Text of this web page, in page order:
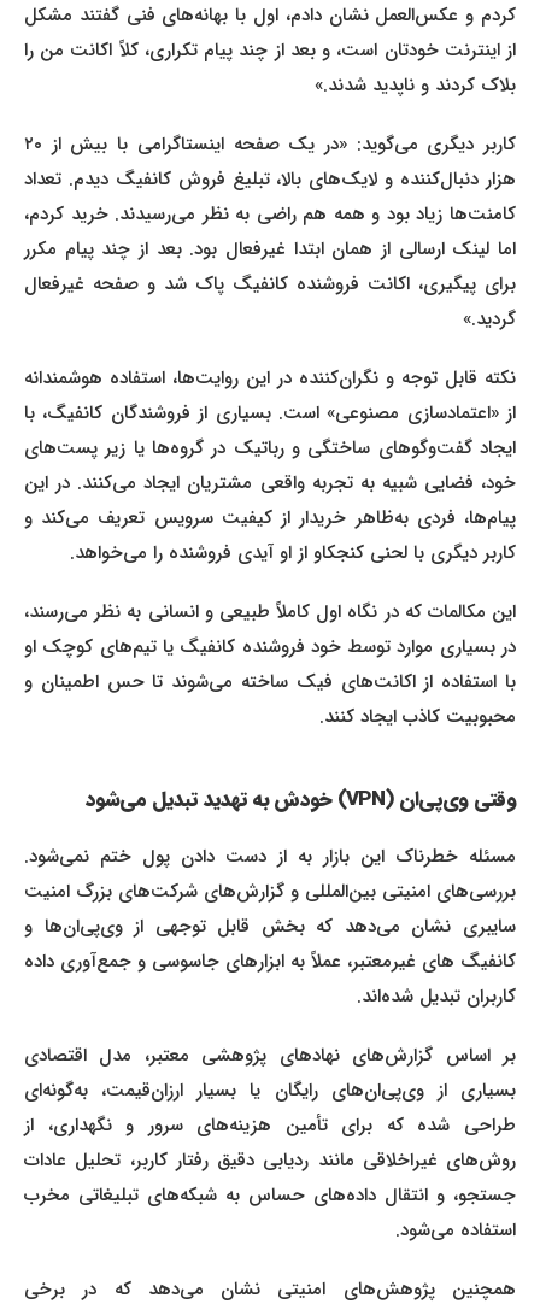
کردم و عکس‌العمل نشان دادم، اول با بهانه‌های فنی گفتند مشکل
از اینترنت خودتان است، و بعد از چند پیام تکراری، کلاً اکانت من را
بلاک کردند و ناپدید شدند.»
کاربر دیگری می‌گوید: «در یک صفحه اینستاگرامی با بیش از ۲۰
هزار دنبال‌کننده و لایک‌های بالا، تبلیغ فروش کانفیگ دیدم. تعداد
کامنت‌ها زیاد بود و همه هم راضی به نظر می‌رسیدند. خرید کردم،
اما لینک ارسالی از همان ابتدا غیرفعال بود. بعد از چند پیام مکرر
برای پیگیری، اکانت فروشنده کانفیگ‌ پاک شد و صفحه غیرفعال
گردید.»
نکته قابل توجه و نگران‌کننده در این روایت‌ها، استفاده هوشمندانه
از «اعتمادسازی مصنوعی» است. بسیاری از فروشندگان کانفیگ‌، با
ایجاد گفت‌وگوهای ساختگی و رباتیک در گروه‌ها یا زیر پست‌های
خود، فضایی شبیه به تجربه واقعی مشتریان ایجاد می‌کنند. در این
پیام‌ها، فردی به‌ظاهر خریدار از کیفیت سرویس تعریف می‌کند و
کاربر دیگری با لحنی کنجکاو از او آیدی فروشنده را می‌خواهد.
این مکالمات که در نگاه اول کاملاً طبیعی و انسانی به نظر می‌رسند،
در بسیاری موارد توسط خود فروشنده کانفیگ‌ یا تیم‌های کوچک او
با استفاده از اکانت‌های فیک ساخته می‌شوند تا حس اطمینان و
محبوبیت کاذب ایجاد کنند.
وقتی وی‌پی‌ان (VPN) خودش به تهدید تبدیل می‌شود
مسئله خطرناک این بازار به از دست دادن پول ختم نمی‌شود.
بررسی‌های امنیتی بین‌المللی و گزارش‌های شرکت‌های بزرگ امنیت
سایبری نشان می‌دهد که بخش قابل توجهی از وی‌پی‌ان‌ها و
کانفیگ‌ های غیرمعتبر، عملاً به ابزارهای جاسوسی و جمع‌آوری داده
کاربران تبدیل شده‌اند.
بر اساس گزارش‌های نهادهای پژوهشی معتبر، مدل اقتصادی
بسیاری از وی‌پی‌ان‌های رایگان یا بسیار ارزان‌قیمت، به‌گونه‌ای
طراحی شده که برای تأمین هزینه‌های سرور و نگهداری، از
روش‌های غیراخلاقی مانند ردیابی دقیق رفتار کاربر، تحلیل عادات
جستجو، و انتقال داده‌های حساس به شبکه‌های تبلیغاتی مخرب
استفاده می‌شود.
همچنین پژوهش‌های امنیتی نشان می‌دهد که در برخی